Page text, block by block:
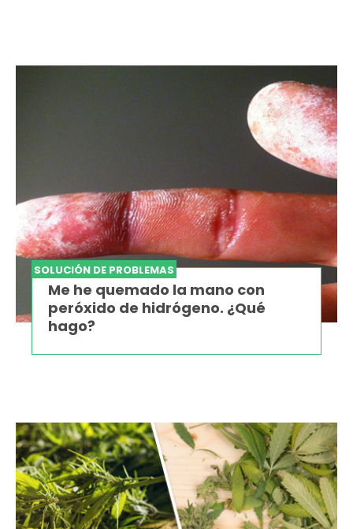
SOLUCIÓN DE PROBLEMAS
Me he quemado la mano con
peróxido de hidrógeno. ¿Qué
hago?